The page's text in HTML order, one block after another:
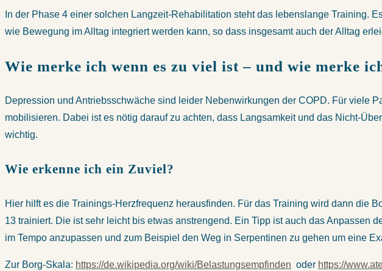
In der Phase 4 einer solchen Langzeit-Rehabilitation steht das lebenslange Training.
wie Bewegung im Alltag integriert werden kann, so dass insgesamt auch der Alltag
Wie merke ich wenn es zu viel ist – und wie merke
Depression und Antriebsschwäche sind leider Nebenwirkungen der COPD. Für viele
mobilisieren. Dabei ist es nötig darauf zu achten, dass Langsamkeit und das Nicht-
wichtig.
Wie erkenne ich ein Zuviel?
Hier hilft es die Trainings-Herzfrequenz herausfinden. Für das Training wird dann die
13 trainiert. Die ist sehr leicht bis etwas anstrengend. Ein Tipp ist auch das Anpassen
im Tempo anzupassen und zum Beispiel den Weg in Serpentinen zu gehen um eine
Zur Borg-Skala: https://de.wikipedia.org/wiki/Belastungsempfinden oder https://